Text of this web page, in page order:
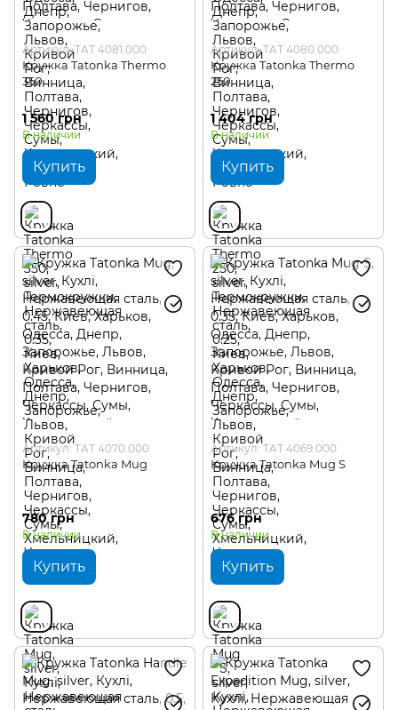
Артикул: TAT 4081.000
Кружка Tatonka Thermo
350
1 560 грн
В наличии
Купить
Артикул: TAT 4080.000
Кружка Tatonka Thermo
250
1 404 грн
В наличии
Купить
Артикул: TAT 4070.000
Кружка Tatonka Mug
780 грн
В наличии
Купить
Артикул: TAT 4069.000
Кружка Tatonka Mug S
676 грн
В наличии
Купить